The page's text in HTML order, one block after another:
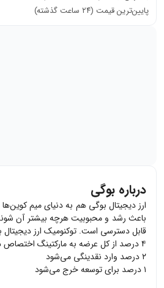
پایین‌ترین قیمت (۲۴ ساعت گذشته)
درباره بوگی
ارز دیجیتال بوگی هم به دنیای میم
قابل دسترسی است. توکنومیک ارز
۴ درصد از کل عرضه به مارکتینگ اختصاص دارد
۲ درصد وارد نقدینگی می‌شود
۱ درصد برای توسعه خرج می‌شود